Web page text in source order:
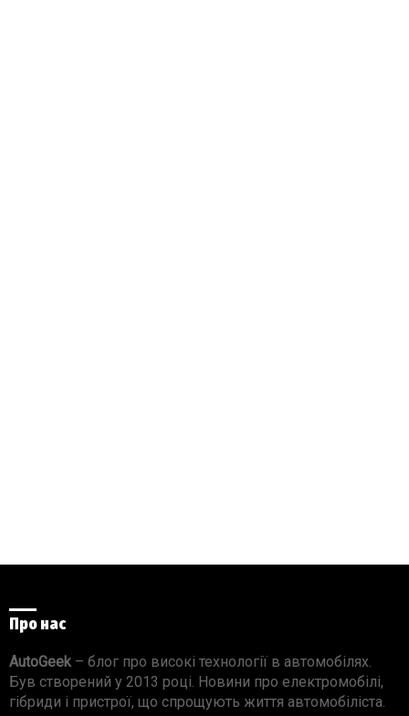
Про нас
AutoGeek– блог про високі технології в автомобілях.
Був створений у 2013 році. Новини про електромобілі,
гібриди і пристрої, що спрощують життя автомобіліста.